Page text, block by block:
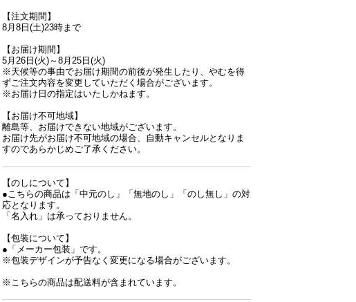
【注文期間】
8月8日(土)23時まで
【お届け期間】
5月26日(火)～8月25日(火)
※天候等の事由でお届け期間の前後が発生したり、やむを得
ずご注文内容を変更していただく場合がございます。
※お届け日の指定はいたしかねます。
【お届け不可地域】
離島等、お届けできない地域がございます。
お届け先がお届け不可地域の場合、自動キャンセルとなりま
すのであらかじめご了承ください。
【のしについて】
●こちらの商品は「中元のし」「無地のし」「のし無し」の対
応となります。
「名入れ」は承っておりません。
【包装について】
●「メーカー包装」です。
※包装デザインが予告なく変更になる場合がございます。
※こちらの商品は配送料が含まれています。